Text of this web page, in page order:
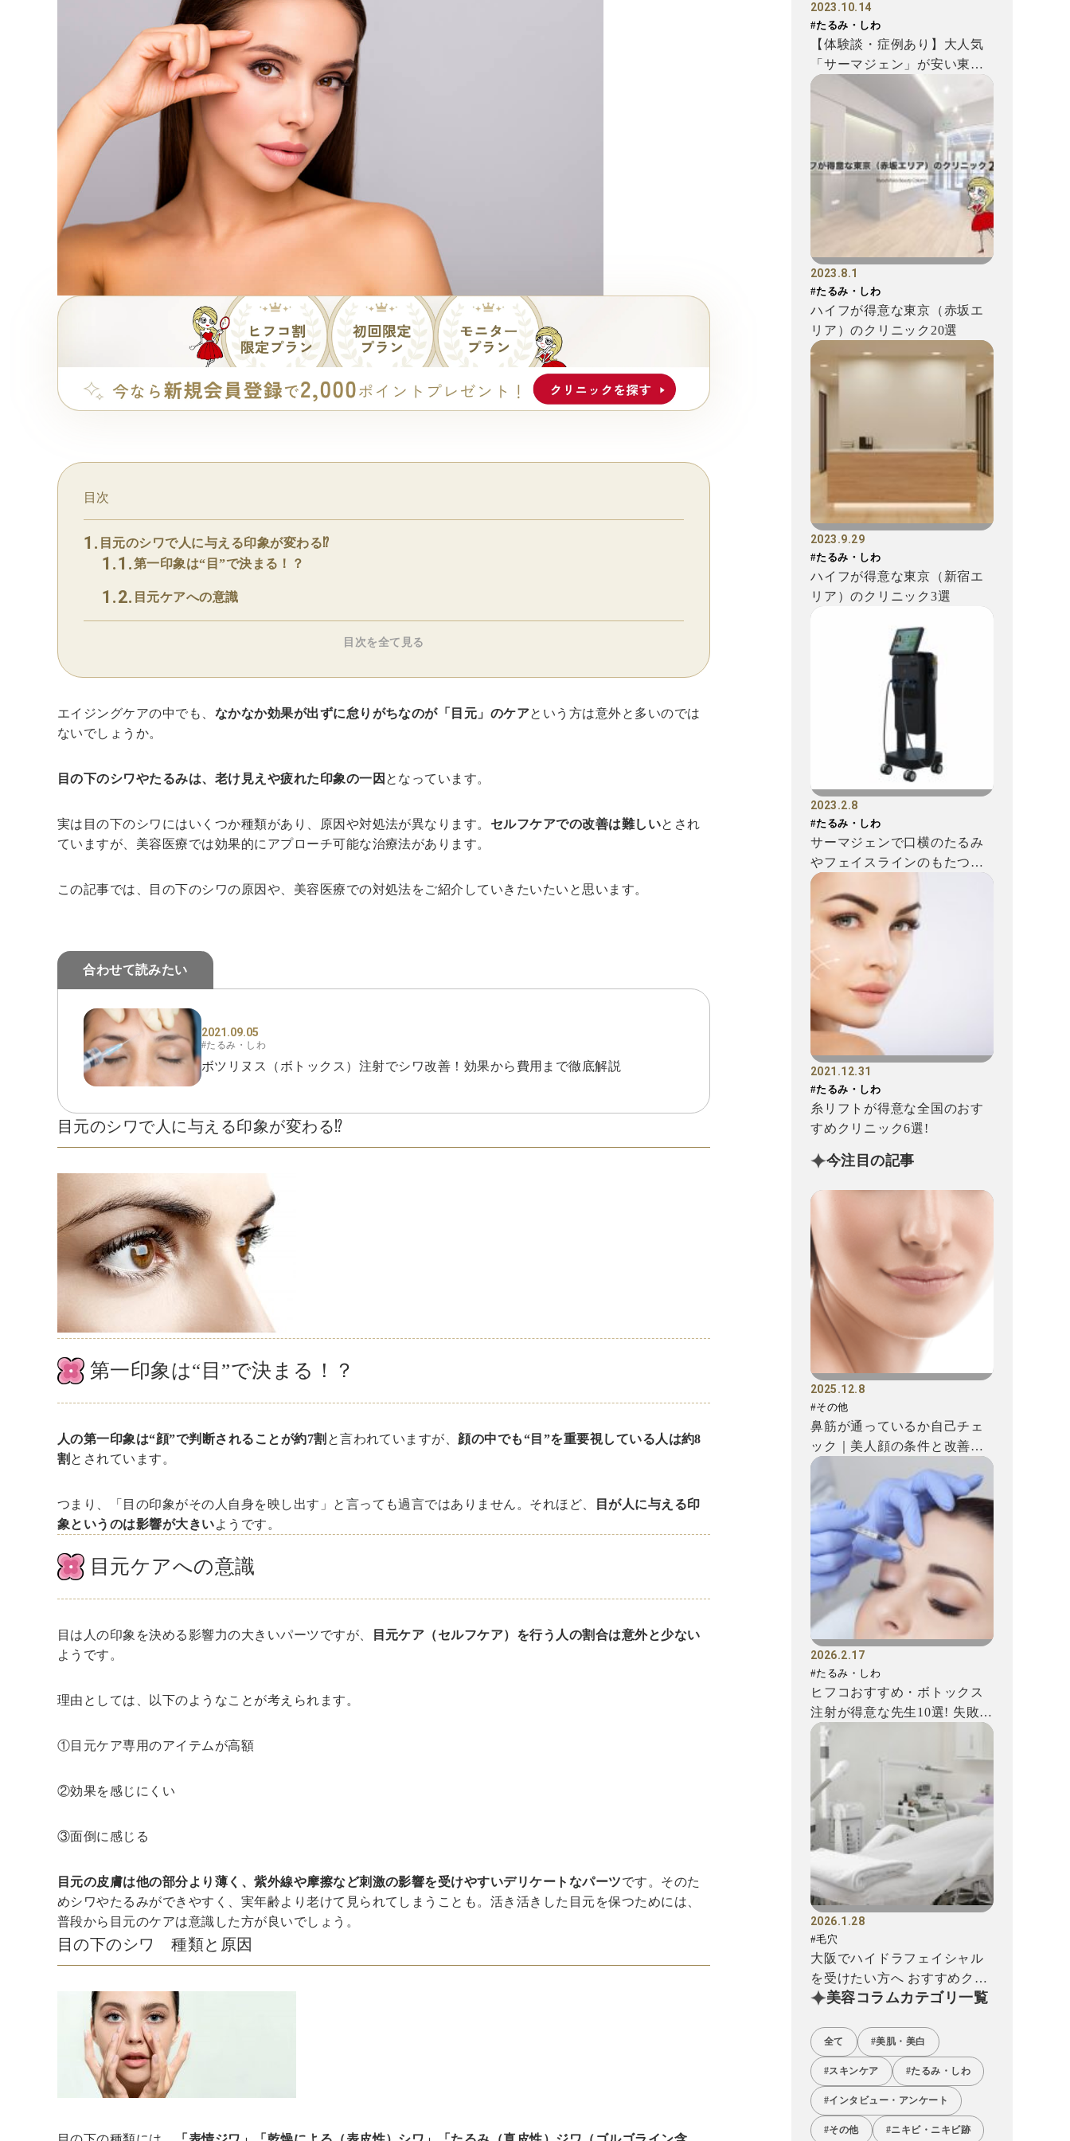
目次
目元のシワで人に与える印象が変わる⁉
第一印象は“目”で決まる！？
目元ケアへの意識
目次を全て見る
エイジングケアの中でも、 なかなか効果が出ずに怠りがちなのが「目元」のケアという方は意外と多いのでは
ないでしょうか。
目の下のシワやたるみは、老け見えや疲れた印象の一因 となっています。
実は目の下のシワにはいくつか種類があり、原因や対処法が異なります。 セルフケアでの改善は難しいとされ
ていますが、美容医療では効果的にアプローチ可能な治療法があります。
この記事では、目の下のシワの原因や、美容医療での対処法をご紹介していきたいたいと思います。
合わせて読みたい
2021.09.05
#たるみ・しわ
ボツリヌス（ボトックス）注射でシワ改善！効果から費用まで徹底解説
目元のシワで人に与える印象が変わる⁉
第一印象は“目”で決まる！？
人の第一印象は“顔”で判断されることが約7割 と言われていますが、 顔の中でも“目”を重要視している人は約8
割 とされています。
つまり、「目の印象がその人自身を映し出す」と言っても過言ではありません。それほど、
目が人に与える印
象というのは影響が大きいようです。
目元ケアへの意識
目は人の印象を決める影響力の大きいパーツですが、
目元ケア（セルフケア）を行う人の割合は意外と少ない
ようです。
理由としては、以下のようなことが考えられます。
①目元ケア専用のアイテムが高額
②効果を感じにくい
③面倒に感じる
目元の皮膚は他の部分より薄く、紫外線や摩擦など刺激の影響を受けやすいデリケートなパーツです。そのた
めシワやたるみができやすく、実年齢より老けて見られてしまうことも。活き活きした目元を保つためには、
普段から目元のケアは意識した方が良いでしょう。
目の下のシワ 種類と原因
2021.12.31
#たるみ・しわ
糸リフトが得意な全国のおす
すめクリニック6選!
2023.2.8
#たるみ・しわ
サーマジェンで口横のたるみ
やフェイスラインのもたつき
を撃退! 効果や料金、施術の...
2023.9.29
#たるみ・しわ
ハイフが得意な東京（新宿エ
リア）のクリニック3選
2023.8.1
#たるみ・しわ
ハイフが得意な東京（赤坂エ
リア）のクリニック20選
2023.10.14
#たるみ・しわ
【体験談・症例あり】大人気
「サーマジェン」が安い東京
美容医療クリニックで効果を
徹...
今注目の記事
2025.12.8
#その他
鼻筋が通っているか自己チェ
ック｜美人顔の条件と改善方
法を解説
2026.2.17
#たるみ・しわ
ヒフコおすすめ・ボトックス
注射が得意な先生10選! 失敗を
避けるための注意点もご...
2026.1.28
#毛穴
大阪でハイドラフェイシャル
を受けたい方へ おすすめクリ
ニック12選!
美容コラムカテゴリ一覧
全て #美肌・美白
#スキンケア #たるみ・しわ
#インタビュー・アンケート
#その他 #ニキビ・ニキビ跡